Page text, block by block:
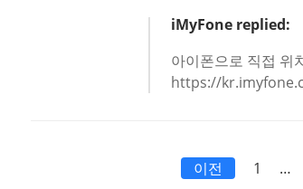
iMyFone replied:
아이폰으로 직접 위
https://
이전 1 …